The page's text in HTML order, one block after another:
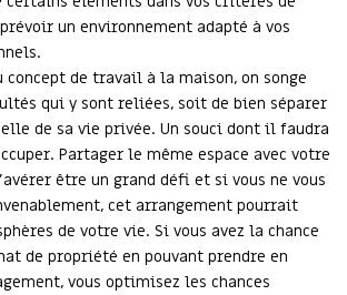
un environnement adapté à vos
concept de travail à la maison, on songe
qui y sont reliées, soit de bien séparer
de sa vie privée. Un souci dont il faudra
Partager le même espace avec votre
être un grand défi et si vous ne vous
cet arrangement pourrait
de votre vie. Si vous avez la chance
de propriété en pouvant prendre en
vous optimisez les chances